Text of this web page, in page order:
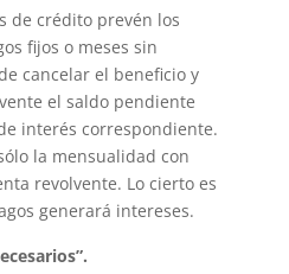
de crédito prevén los
fijos o meses sin
cancelar el beneficio y
el saldo pendiente
interés correspondiente.
la mensualidad con
revolvente. Lo cierto es
generará intereses.